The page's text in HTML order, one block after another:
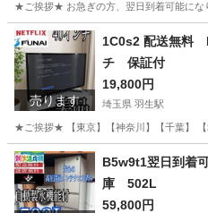
★ご挨拶★ お急ぎの方、翌日到着可能にな
千葉 習志野市 京成津田沼駅
売ります
1C0s2 配送無
チ 保証付
19,800円
埼玉県 羽生駅
★ご挨拶★ 【東京】【神奈川】【千葉】 【
埼玉 羽生市 テレビ
B5w9t1翌日到着可能 SHARP自動製氷機
庫 502L
59,800円